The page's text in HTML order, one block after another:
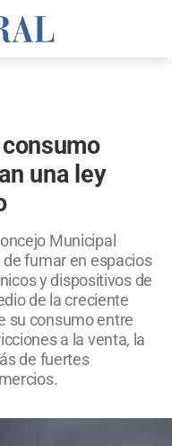
una ley
Municipal
fumar en espacios
y dispositivos de
de la creciente
su consumo entre
a la venta, la
de fuertes